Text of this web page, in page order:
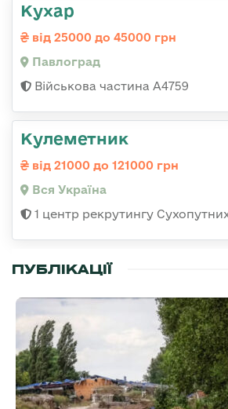
Кухар
від 25000 до 45000 грн
Павлоград
Військова частина А4759
Кулеметник
від 21000 до 121000 грн
Вся Україна
1 центр рекрутингу
ПУБЛІКАЦІЇ